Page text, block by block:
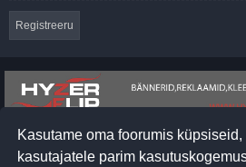
Kasutame oma foorumis küpsiseid,
kasutajatele parim
Registreeru